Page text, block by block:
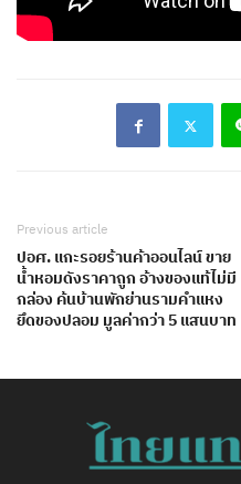
Previous article
ปอศ. แกะรอยร้านค้าออนไลน์ ขาย
น้ำหอมดังราคาถูก อ้างของแท้ไม่มี
กล่อง ค้นบ้านพักย่านรามคำแหง
ยึดของปลอม มูลค่ากว่า 5 แสนบาท